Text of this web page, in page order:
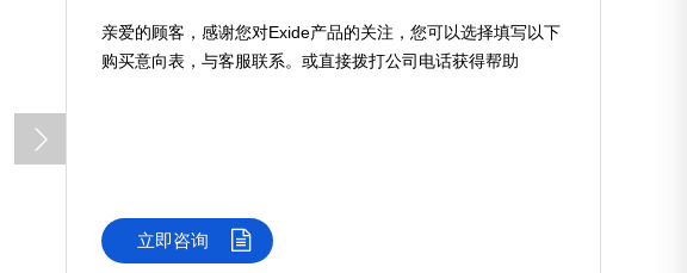
亲爱的顾客，感谢您对Exide产品的关注，您可以选择填写以下
购买意向表，与客服联系。或直接拨打公司电话获得帮助
立即咨询